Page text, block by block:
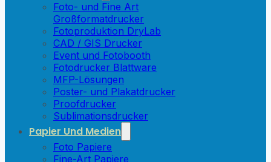
Foto- und Fine Art
Großformatdrucker
Fotoproduktion DryLab
CAD / GIS Drucker
Event und Fotobooth
Fotodrucker Blattware
MFP-Lösungen
Poster- und Plakatdrucker
Proofdrucker
Sublimationsdrucker
Papier Und Medien
Foto Papiere
Fine-Art Papiere